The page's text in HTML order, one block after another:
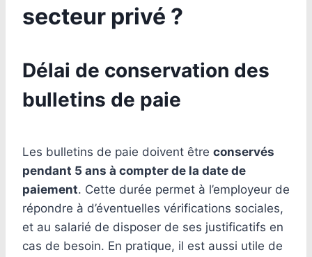
secteur privé ?
Délai de conservation des
bulletins de paie
Les bulletins de paie doivent être conservés
pendant 5 ans à compter de la date de
paiement. Cette durée permet à l’employeur de
répondre à d’éventuelles vérifications sociales,
et au salarié de disposer de ses justificatifs en
cas de besoin. En pratique, il est aussi utile de